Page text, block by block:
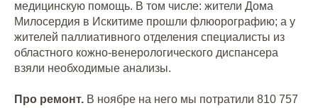
медицинскую помощь. В том числе: жители Дома
Милосердия в Искитиме прошли флюорографию; а у
жителей паллиативного отделения специалисты из
областного кожно-венерологического диспансера
взяли необходимые анализы.
Про ремонт. В ноябре на него мы потратили 810 757